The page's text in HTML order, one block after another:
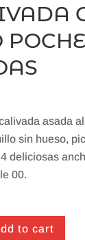
asada
sin hueso,
deliciosas
00.
to cart